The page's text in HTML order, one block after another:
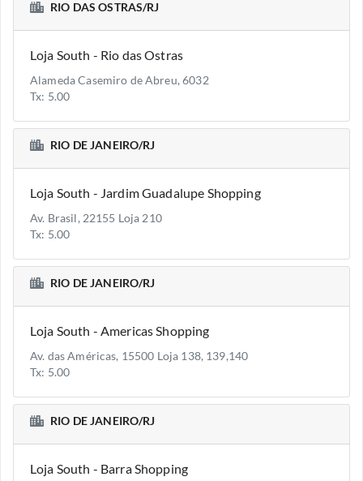
RIO DAS OSTRAS/RJ
Loja South - Rio das Ostras
Alameda Casemiro de Abreu, 6032
Tx: 5.00
RIO DE JANEIRO/RJ
Loja South - Jardim Guadalupe Shopping
Av. Brasil, 22155 Loja 210
Tx: 5.00
RIO DE JANEIRO/RJ
Loja South - Americas Shopping
Av. das Américas, 15500 Loja 138, 139,140
Tx: 5.00
RIO DE JANEIRO/RJ
Loja South - Barra Shopping